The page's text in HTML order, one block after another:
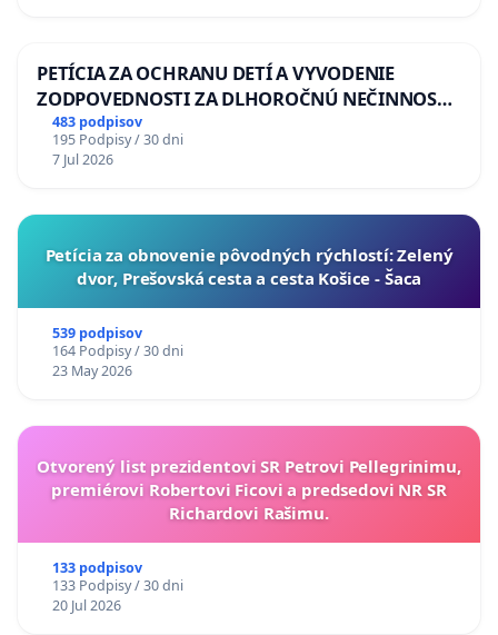
PETÍCIA ZA OCHRANU DETÍ A VYVODENIE
ZODPOVEDNOSTI ZA DLHOROČNÚ NEČINNOSŤ
A ZLYHANIE ŠTÁTU
483 podpisov
195 Podpisy / 30 dni
7 Jul 2026
​Petícia za obnovenie pôvodných rýchlostí: Zelený
dvor, Prešovská cesta a cesta Košice - Šaca
539 podpisov
164 Podpisy / 30 dni
23 May 2026
Otvorený list prezidentovi SR Petrovi Pellegrinimu,
premiérovi Robertovi Ficovi a predsedovi NR SR
Richardovi Rašimu.
133 podpisov
133 Podpisy / 30 dni
20 Jul 2026